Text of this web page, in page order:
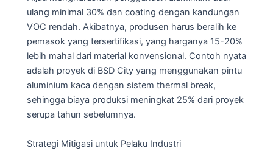
ulang minimal 30% dan coating dengan kandungan
VOC rendah. Akibatnya, produsen harus beralih ke
pemasok yang tersertifikasi, yang harganya 15-20%
lebih mahal dari material konvensional. Contoh nyata
adalah proyek di BSD City yang menggunakan pintu
aluminium kaca dengan sistem thermal break,
sehingga biaya produksi meningkat 25% dari proyek
serupa tahun sebelumnya.
Strategi Mitigasi untuk Pelaku Industri